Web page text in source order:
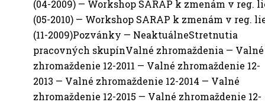
(04-2009) — Workshop SARAP k zmenám v reg.
(05-2010) — Workshop SARAP k zmenám v reg.
(11-2009)Pozvánky — NeaktuálneStretnutia
pracovných skupínValné zhromaždenia — Valné
zhromaždenie 12-2011 — Valné zhromaždenie 12-
2013 — Valné zhromaždenie 12-2014 — Valné
zhromaždenie 12-2015 — Valné zhromaždenie 12-